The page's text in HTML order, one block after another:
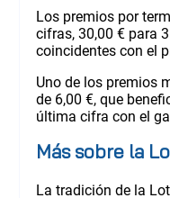
Los premios por
cifras, 30,00 € para
coincidentes con el
Uno de los premios
de 6,00 €, que
última cifra con el
Más sobre la
La tradición de la